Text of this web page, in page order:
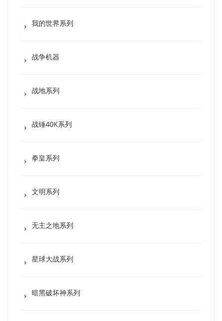
我的世界系列
战争机器
战地系列
战锤40K系列
拳皇系列
文明系列
无主之地系列
星球大战系列
暗黑破坏神系列